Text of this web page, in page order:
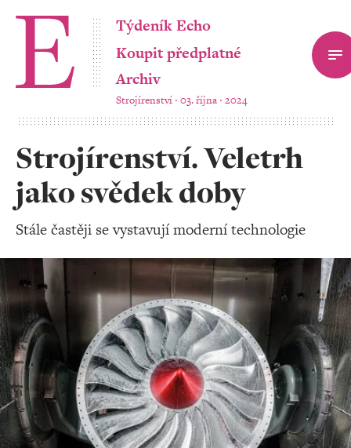
Týdeník Echo
Koupit předplatné
Archiv
Strojírenství ‧ 03. října ‧ 2024
Strojírenství. Veletrh
jako svědek doby
Stále častěji se vystavují moderní technologie